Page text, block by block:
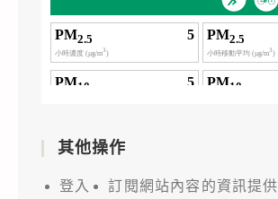
其他操作
登入
訂閱網站內容的資訊提供